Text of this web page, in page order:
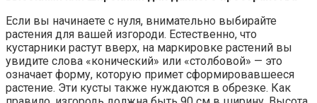
Если вы начинаете с нуля, внимательно выбирайте
растения для вашей изгороди. Естественно, что
кустарники растут вверх, на маркировке растений вы
увидите слова «конический» или «столбовой» — это
означает форму, которую примет сформировавшееся
растение. Эти кусты также нуждаются в обрезке. Как